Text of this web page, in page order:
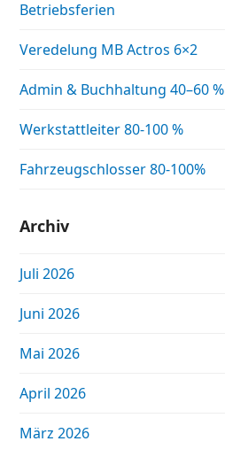
Betriebsferien
Veredelung MB Actros 6×2
Admin & Buchhaltung 40–60 %
Werkstattleiter 80-100 %
Fahrzeugschlosser 80-100%
Archiv
Juli 2026
Juni 2026
Mai 2026
April 2026
März 2026